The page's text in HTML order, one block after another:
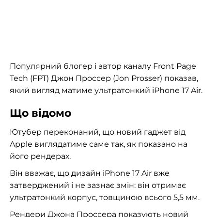
Популярний блогер і автор каналу Front Page
Tech (FPT) Джон Проссер (Jon Prosser) показав,
який вигляд матиме ультратонкий iPhone 17 Air.
Що відомо
Ютубер переконаний, що новий гаджет від
Apple виглядатиме саме так, як показано на
його рендерах.
Він вважає, що дизайн iPhone 17 Air вже
затверджений і не зазнає змін: він отримає
ультратонкий корпус, товщиною всього 5,5 мм.
Рендери Джона Проссера показують новий